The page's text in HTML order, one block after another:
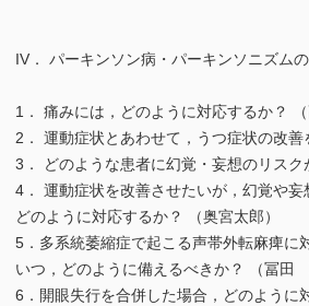
IV． パーキンソン病・パーキンソニズム
1． 痛みには，どのように対応するか？ （
2． 運動症状とあわせて，うつ症状の改善
3． どのような患者に幻覚・妄想のリス
4． 運動症状を改善させたいが，幻覚や妄
どのように対応するか？ （奥宮太郎）
5．多系統萎縮症で起こる声帯外転麻痺に
いつ，どのように備えるべきか？ （冨
6．開眼失行を合併した場合，どのよう